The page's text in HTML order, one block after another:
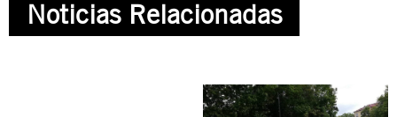
Noticias Relacionadas